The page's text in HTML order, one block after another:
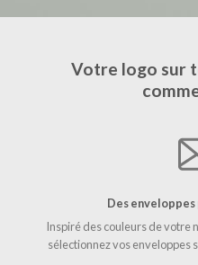
Votre logo sur
Des enveloppes
Inspiré des couleurs de votre
sélectionnez vos enveloppes